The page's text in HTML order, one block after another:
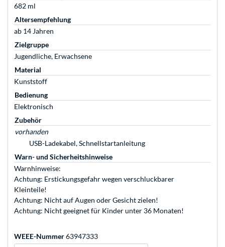
682 ml
Altersempfehlung
ab 14 Jahren
Zielgruppe
Jugendliche, Erwachsene
Material
Kunststoff
Bedienung
Elektronisch
Zubehör
vorhanden
USB-Ladekabel, Schnellstartanleitung
Warn- und Sicherheitshinweise
Warnhinweise:
Achtung: Erstickungsgefahr wegen verschluckbarer
Kleinteile!
Achtung: Nicht auf Augen oder Gesicht zielen!
Achtung: Nicht geeignet für Kinder unter 36 Monaten!
WEEE-Nummer63947333